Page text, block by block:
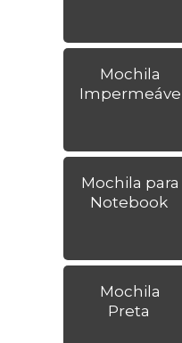
Mochila
Mochila para
Notebook
Mochila
Preta